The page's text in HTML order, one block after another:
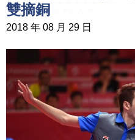
雙摘銅
2018 年 08 月 29 日